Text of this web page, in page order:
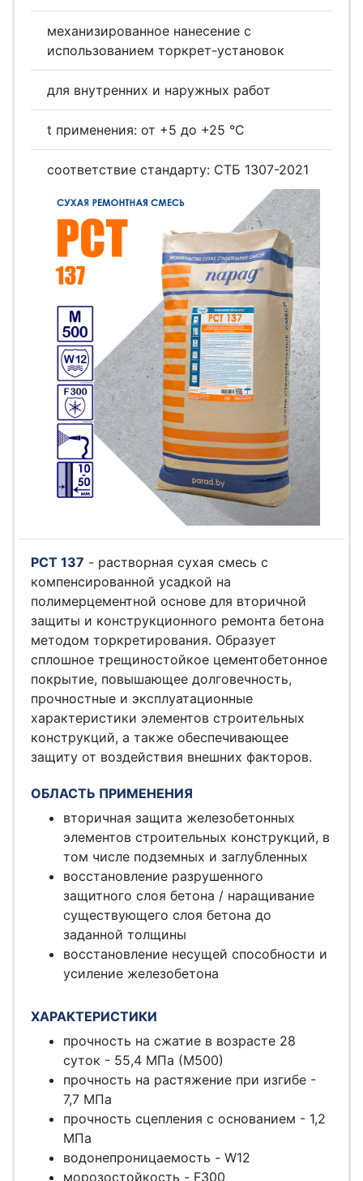
механизированное нанесение с
использованием торкрет-установок
для внутренних и наружных работ
t применения: от +5 до +25 °С
соответствие стандарту: СТБ 1307-2021
РСТ 137 - растворная сухая смесь с
компенсированной усадкой на
полимерцементной основе для вторичной
защиты и конструкционного ремонта бетона
методом торкретирования. Образует
сплошное трещиностойкое цементобетонное
покрытие, повышающее долговечность,
прочностные и эксплуатационные
характеристики элементов строительных
конструкций, а также обеспечивающее
защиту от воздействия внешних факторов.
ОБЛАСТЬ ПРИМЕНЕНИЯ
вторичная защита железобетонных
элементов строительных конструкций, в
том числе подземных и заглубленных
восстановление разрушенного
защитного слоя бетона / наращивание
существующего слоя бетона до
заданной толщины
восстановление несущей способности и
усиление железобетона
ХАРАКТЕРИСТИКИ
прочность на сжатие в возрасте 28
суток - 55,4 МПа (М500)
прочность на растяжение при изгибе -
7,7 МПа
прочность сцепления с основанием - 1,2
МПа
водонепроницаемость - W12
морозостойкость - F300